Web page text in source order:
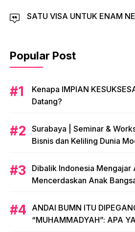
SATU VISA UNTUK ENAM
Popular Post
​Kenapa IMPIAN
Datang?
​Surabaya | Seminar &
Bisnis dan Keliling Dunia
Dibalik Indonesia Mengajar
Mencerdaskan Anak
ANDAI BUMN ITU
“MUHAMMADYAH”: APA